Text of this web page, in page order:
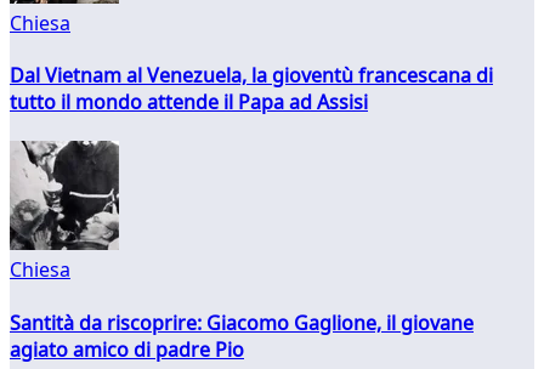
Chiesa
Dal Vietnam al Venezuela, la gioventù francescana di
tutto il mondo attende il Papa ad Assisi
Chiesa
Santità da riscoprire: Giacomo Gaglione, il giovane
agiato amico di padre Pio